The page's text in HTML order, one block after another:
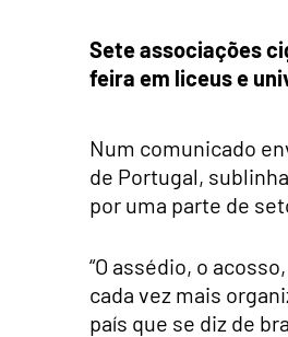
Sete associações
feira em liceus e
Num comunicado
de Portugal,
por uma parte de
“O assédio, o
cada vez mais
país que se diz de